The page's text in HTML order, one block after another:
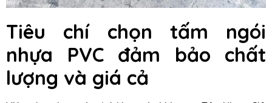
Tiêu chí chọn tấm ngói
nhựa PVC đảm bảo chất
lượng và giá cả